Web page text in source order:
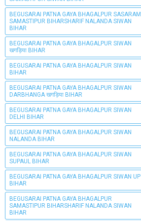
BEGUSARAI PATNA GAYA BHAGALPUR SASARAM
SAMASTIPUR BIHARSHARIF NALANDA SIWAN
BIHAR
BEGUSARAI PATNA GAYA BHAGALPUR SIWAN
खगड़िया BIHAR
BEGUSARAI PATNA GAYA BHAGALPUR SIWAN
BIHAR
BEGUSARAI PATNA GAYA BHAGALPUR SIWAN
DARBHANGA खगड़िया BIHAR
BEGUSARAI PATNA GAYA BHAGALPUR SIWAN
DELHI BIHAR
BEGUSARAI PATNA GAYA BHAGALPUR SIWAN
NALANDA BIHAR
BEGUSARAI PATNA GAYA BHAGALPUR SIWAN
SUPAUL BIHAR
BEGUSARAI PATNA GAYA BHAGALPUR SIWAN UP
BIHAR
BEGUSARAI PATNA GAYA BHAGALPUR
SAMASTIPUR BIHARSHARIF NALANDA SIWAN
BIHAR